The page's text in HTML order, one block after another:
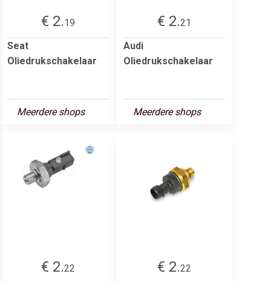
€ 2.19
Seat
Oliedrukschakelaar
Meerdere shops
€ 2.21
Audi
Oliedrukschakelaar
Meerdere shops
€ 2.22
€ 2.22